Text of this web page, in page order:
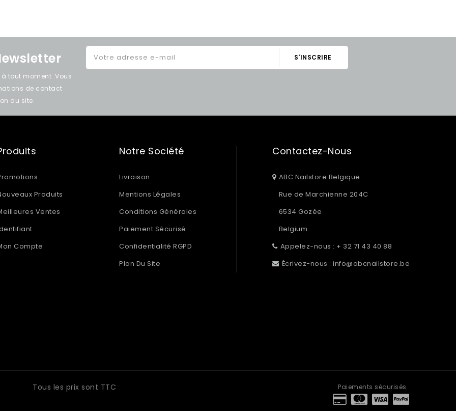
tout moment. Vous
de contact
du site.
Produits
Ventes
Compte
Notre Société
Livraison
Mentions Légales
Conditions Générales
Paiement Sécurisé
Confidentialité RGPD
Plan Du Site
Contactez-Nous
ABC Nailstore Belgique
Rue de Marchienne 204C
6534 Gozée
Belgium
Appelez-nous : + 32 71 43 40 88
Écrivez-nous : info@abcnailstore.be
Paiements sécurisés
Tous les prix sont TTC